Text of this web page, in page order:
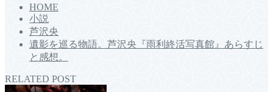
HOME
小説
芦沢央
遺影を巡る物語。芦沢央『雨利終活写真館』あらすじ
と感想。
RELATED POST